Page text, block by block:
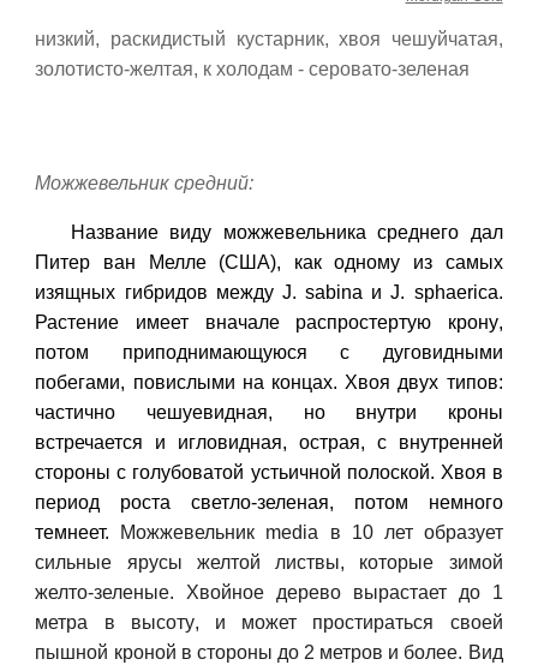
низкий, раскидистый кустарник, хвоя чешуйчатая,
золотисто-желтая, к холодам - серовато-зеленая
Можжевельник средний:
Название виду можжевельника среднего дал
Питер ван Мелле (США), как одному из самых
изящных гибридов между J. sabina и J. sphaerica.
Растение имеет вначале распростертую крону,
потом приподнимающуюся с дуговидными
побегами, повислыми на концах. Хвоя двух типов:
частично чешуевидная, но внутри кроны
встречается и игловидная, острая, с внутренней
стороны с голубоватой устьичной полоской. Хвоя в
период роста светло-зеленая, потом немного
темнеет. Можжевельник media в 10 лет образует
сильные ярусы желтой листвы, которые зимой
желто-зеленые. Хвойное дерево вырастаетдо 1
метра в высоту, и может простираться своей
пышной кроной в стороны до 2 метров и более. Вид